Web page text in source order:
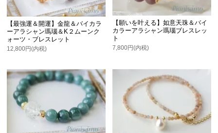
【最強運＆開運】金龍＆バイカラ
ーアラシャン瑪瑙＆K２ムーンク
ォーツ・ブレスレット
12,800円(内税)
【願いを叶える】如意天珠＆バイ
カラーアラシャン瑪瑙ブレスレッ
ト
7,800円(内税)